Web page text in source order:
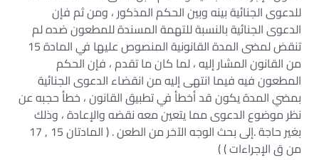
للدعوى الجنائية بينه وبين الحكم المذكور ، ومن ثم فإن
الدعوى الجنائية بالنسبة للتهمة المسندة للمطعون ضده لم
تنقض لمضى المدة القانونية المنصوص عليها في المادة 15
من القانون المشار إليه ، لما كان ما تقدم ، فإن الحكم
المطعون فيه فيما انتهى إليه من انقضاء الدعوى الجنائية
بمضي المدة يكون قد أخطأ في تطبيق القانون ، خطأ حجبه عن
نظر موضوع الدعوى مما يتعين معه نقضه والإعادة ، وذلك
بغير حاجة .إلى بحث الوجه الآخر من الطعن . ( المادتان 15 , 17
من ق الإجراءات ) )